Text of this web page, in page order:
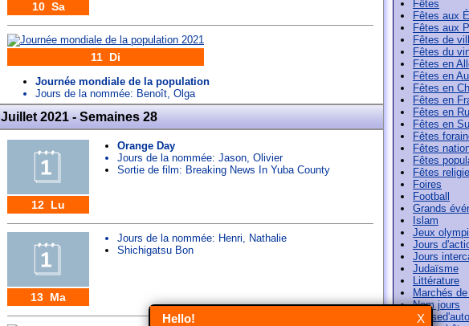
10 Sa
11 Di
Journée mondiale de la population
Jours de la nommée: Benoît, Olga
Juillet 2021 - Semaines 28
12 Lu
Orange Day
Jours de la nommée: Jason, Olivier
Sortie de film: Breaking News In Yuba County
13 Ma
Jours de la nommée: Henri, Nathalie
Shichigatsu Bon
Fêtes
Fêtes aux
Fêtes aux
Fêtes de
Fêtes du
Fêtes en
Fêtes en
Fêtes en
Fêtes en
Fêtes en
Fêtes en
Fêtes
Fêtes
Fêtes
Fêtes
Foires
Football
Grands
Islam
Jeux
Jours
Jours
Judaïsme
Littérature
Marchés de
Nom jours
X
Hello!